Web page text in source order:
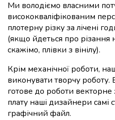
Ми володіємо власними
висококваліфікованим
плотерну різку за лічені
(якщо йдеться про різання
скажімо, плівки з вінілу).
Крім механічної роботи,
виконувати творчу роботу.
готове до роботи
плату наші дизайнери самі
графічний файл.